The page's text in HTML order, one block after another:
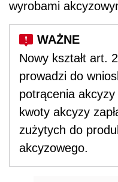
wyrobami
Nowy kształt art.
prowadzi do
potrącenia akcyzy
kwoty akcyzy
zużytych do
akcyzowego.